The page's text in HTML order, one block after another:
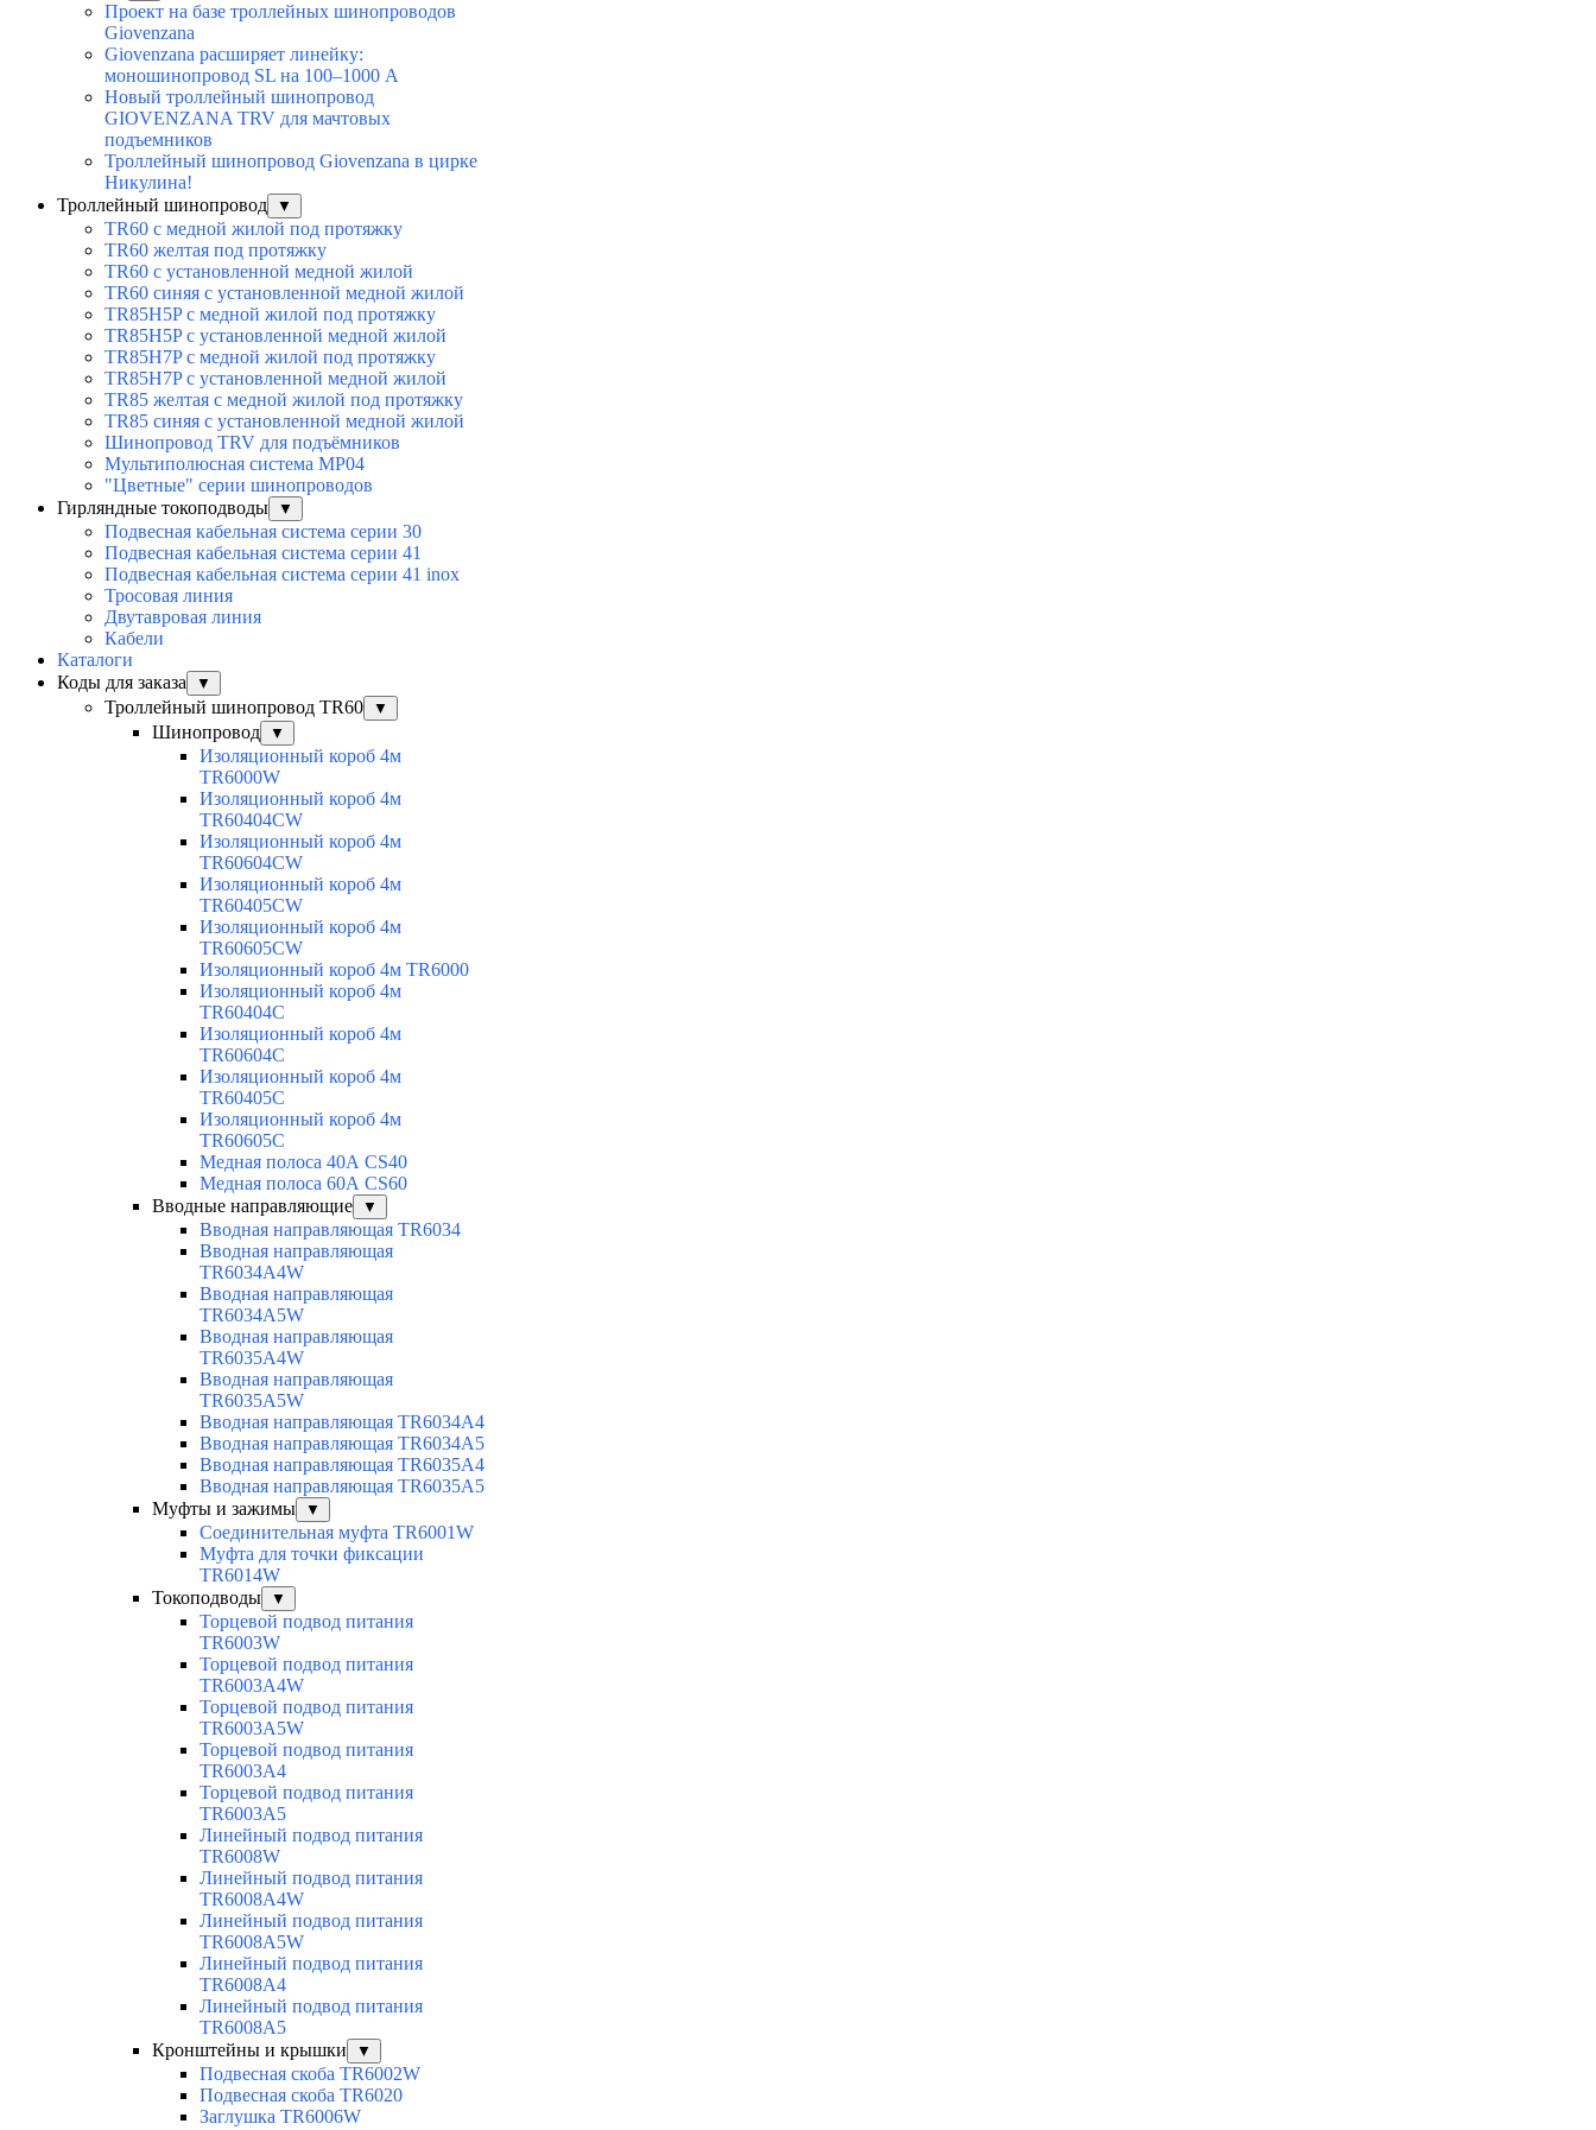
Проект на базе троллейных шинопроводов
Giovenzana
Giovenzana расширяет линейку:
моношинопровод SL на 100–1000 А
Новый троллейный шинопровод
GIOVENZANA TRV для мачтовых
подъемников
Троллейный шинопровод Giovenzana в цирке
Никулина!
Троллейный шинопровод
▼
TR60 с медной жилой под протяжку
TR60 желтая под протяжку
TR60 с установленной медной жилой
TR60 синяя с установленной медной жилой
TR85H5P с медной жилой под протяжку
TR85H5P с установленной медной жилой
TR85H7P с медной жилой под протяжку
TR85H7P с установленной медной жилой
TR85 желтая с медной жилой под протяжку
TR85 синяя с установленной медной жилой
Шинопровод TRV для подъёмников
Мультиполюсная система MP04
"Цветные" серии шинопроводов
Гирляндные токоподводы
▼
Подвесная кабельная система серии 30
Подвесная кабельная система серии 41
Подвесная кабельная система серии 41 inox
Тросовая линия
Двутавровая линия
Кабели
Каталоги
Коды для заказа
▼
Троллейный шинопровод TR60 ▼
Шинопровод ▼
Изоляционный короб 4м
TR6000W
Изоляционный короб 4м
TR60404CW
Изоляционный короб 4м
TR60604CW
Изоляционный короб 4м
TR60405CW
Изоляционный короб 4м
TR60605CW
Изоляционный короб 4м TR6000
Изоляционный короб 4м
TR60404C
Изоляционный короб 4м
TR60604C
Изоляционный короб 4м
TR60405C
Изоляционный короб 4м
TR60605C
Медная полоса 40А CS40
Медная полоса 60А CS60
Вводные направляющие
▼
Вводная направляющая TR6034
Вводная направляющая
TR6034A4W
Вводная направляющая
TR6034A5W
Вводная направляющая
TR6035A4W
Вводная направляющая
TR6035A5W
Вводная направляющая TR6034A4
Вводная направляющая TR6034A5
Вводная направляющая TR6035A4
Вводная направляющая TR6035A5
Муфты и зажимы
▼
Соединительная муфта TR6001W
Муфта для точки фиксации
TR6014W
Токоподводы
▼
Торцевой подвод питания
TR6003W
Торцевой подвод питания
TR6003A4W
Торцевой подвод питания
TR6003A5W
Торцевой подвод питания
TR6003A4
Торцевой подвод питания
TR6003A5
Линейный подвод питания
TR6008W
Линейный подвод питания
TR6008A4W
Линейный подвод питания
TR6008A5W
Линейный подвод питания
TR6008A4
Линейный подвод питания
TR6008A5
Кронштейны и крышки
▼
Подвесная скоба TR6002W
Подвесная скоба TR6020
Заглушка TR6006W